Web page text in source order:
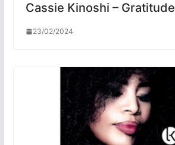
Cassie Kinoshi – Gratitude
23/02/2024